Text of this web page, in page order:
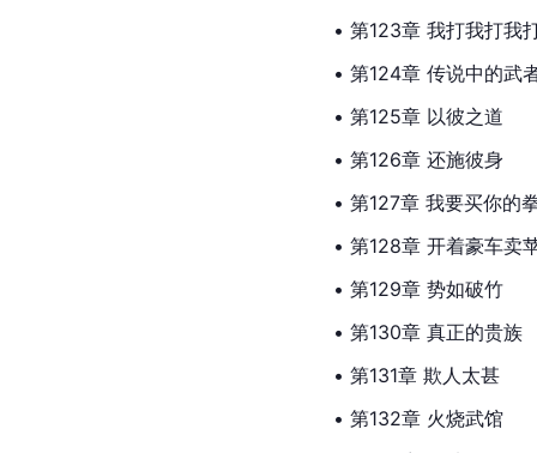
• 第123章 我打我打我
• 第124章 传说中的武
• 第125章 以彼之道
• 第126章 还施彼身
• 第127章 我要买你的
• 第128章 开着豪车卖
• 第129章 势如破竹
• 第130章 真正的贵族
• 第131章 欺人太甚
• 第132章 火烧武馆